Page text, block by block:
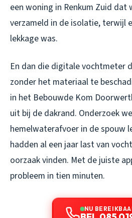
een woning in Renkum Zuid dat
verzameld in de isolatie, terwijl
lekkage was.
En dan die digitale vochtmeter
zonder het materiaal te
in het Bebouwde Kom
uit bij de dakrand. Onderzoek
hemelwaterafvoer in de spouw
hadden al een jaar last van
oorzaak vinden. Met de juiste
probleem in tien minuten.
NU